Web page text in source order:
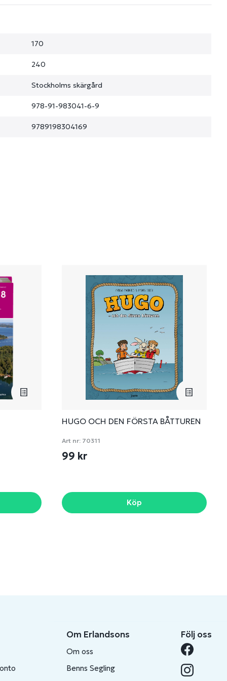
170
240
Stockholms skärgård
978-91-983041-6-9
9789198304169
HUGO OCH DEN FÖRSTA BÅTTUREN
Art nr: 70311
99 kr
Köp
Om Erlandsons
Om oss
Benns Segling
Följ oss